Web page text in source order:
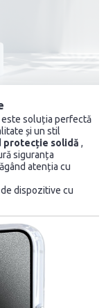
este soluția perfectă
și un stil
protecție solidă ,
siguranța
atenția cu
dispozitive cu